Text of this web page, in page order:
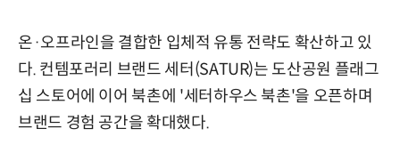
온·오프라인을 결합한 입체적 유통 전략도 확산하고 있
다. 컨템포러리 브랜드 세터(SATUR)는 도산공원 플래그
십 스토어에 이어 북촌에 '세터하우스 북촌'을 오픈하며
브랜드 경험 공간을 확대했다.